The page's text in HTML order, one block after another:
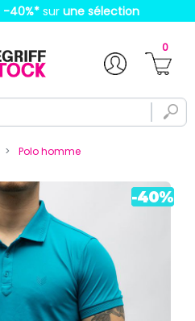
-40%* sur une sélection
0
Polo homme